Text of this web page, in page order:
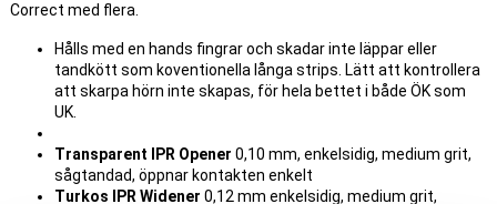
Correct med flera.
Hålls med en hands fingrar och skadar inte läppar eller
tandkött som koventionella långa strips. Lätt att kontrollera
att skarpa hörn inte skapas, för hela bettet i både ÖK som
UK.
Transparent IPR Opener 0,10 mm, enkelsidig, medium grit,
sågtandad, öppnar kontakten enkelt
Turkos IPR Widener 0,12 mm enkelsidig, medium grit,